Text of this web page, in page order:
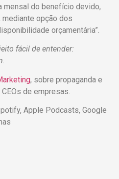
mensal do benefício devido,
opção dos
orçamentária”.
fácil de entender:
, sobre propaganda e
CEOs de empresas.
Apple Podcasts, Google